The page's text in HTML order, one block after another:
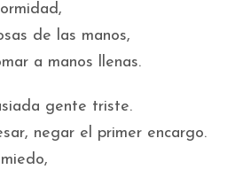
de las manos,
a manos llenas.
gente triste.
negar el primer encargo.